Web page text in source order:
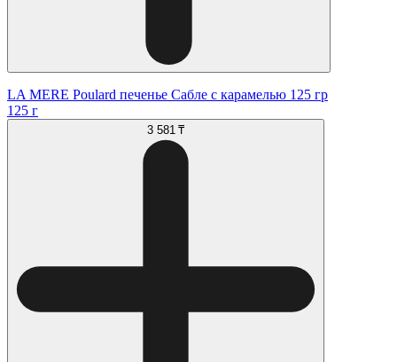
LA MERE Poulard печенье Сабле с карамелью 125 гр
125 г
3 581 ₸